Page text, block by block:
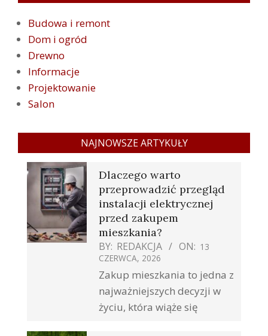
Budowa i remont
Dom i ogród
Drewno
Informacje
Projektowanie
Salon
NAJNOWSZE ARTYKUŁY
Dlaczego warto
przeprowadzić przegląd
instalacji elektrycznej
przed zakupem
mieszkania?
BY: REDAKCJA ON: 13
CZERWCA, 2026
Zakup mieszkania to jedna z
najważniejszych decyzji w
życiu, która wiąże się